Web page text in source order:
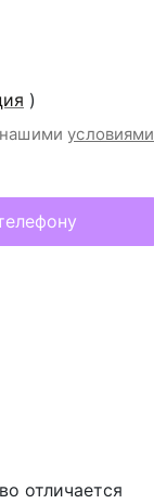
)
нашимиусловиями
отличается